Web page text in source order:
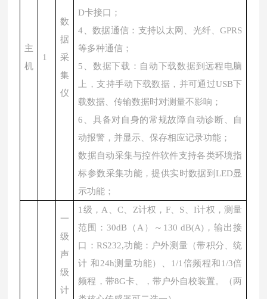
主
机
1
数
据
采
集
仪
D卡接口；
4、数据通信：支持以太网、光纤、GPRS
等多种通信；
5、数据下载：自动下载数据到远程电脑
上，支持手动下载数据，并可通过USB下
载数据、传输数据时对测量不影响；
6、具备对自身的常规故障自动诊断、自
动报警，并显示、保存相应记录功能；
数据自动采集与控件软件支持各类环境指
标参数采集功能，提供实时数据到LED显
示功能；
一
级
声
级
计
1级，A、C、Z计权，F、S、I计权，测量
范围：30dB（A）～130 dB(A)，输出接
口：RS232,功能：户外测量（带积分、统
计 和24h测量功能）、1/1倍频程和1/3倍
频程，带8G卡、，带户外自校装置。（两